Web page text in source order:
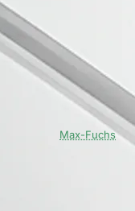
Max-Fuchs